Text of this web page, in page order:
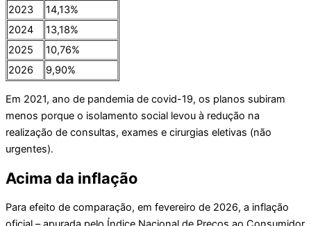
2023
14,13%
2024
13,18%
2025
10,76%
2026
9,90%
Em 2021, ano de pandemia de covid-19, os planos subiram
menos porque o isolamento social levou à redução na
realização de consultas, exames e cirurgias eletivas (não
urgentes).
Acima da inflação
Para efeito de comparação, em fevereiro de 2026, a inflação